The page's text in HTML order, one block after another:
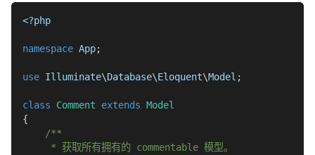
<?php
namespace App;
use Illuminate\Database\Eloquent\Model ;
class Comment extends Model
{
/**
     * 获取所有拥有的 commentable 模型。